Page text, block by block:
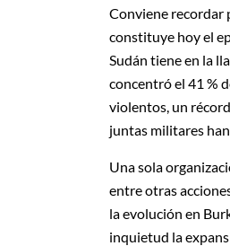
Conviene recordar
constituye hoy el
Sudán tiene en la
concentró el 41 %
violentos, un
juntas militares
Una sola
entre otras
la evolución en
inquietud la